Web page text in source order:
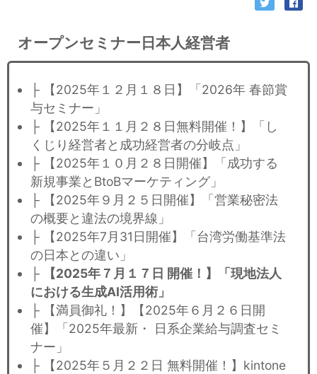
オープンセミナー日本人経営者
├ 【2025年１２月１８日】「2026年 春節賞
与セミナー」
├ 【2025年１１月２８日無料開催！】「し
くじり経営者と成功経営者の分岐点」
├ 【2025年１０月２８日開催】「成功する
新規事業とBtoBマーケティング」
├ 【2025年９月２５日開催】「営業秘密法
の概要と違法の境界線」
├ 【2025年7月31日開催】「台湾労働基準法
の日本との違い」
├
【2025年７月１７日 開催！】「現地法人
における生成AI活用術」
├ 【満員御礼！】【2025年６月２６日開
催】「2025年最新・ 日系企業給与調査セミ
ナー」
├ 【2025年５月２２日 無料開催！】kintone